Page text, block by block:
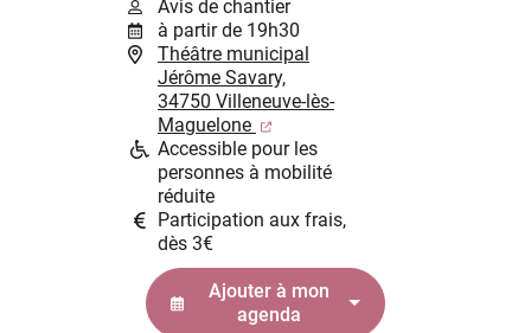
Avis de chantier
à partir de 19h30
Théâtre municipal
Jérôme Savary,
34750 Villeneuve-lès-
Maguelone
(ouverture dans un nouvel
Accessible pour les
personnes à mobilité
réduite
Participation aux frais,
dès 3€
Ajouter à mon
agenda